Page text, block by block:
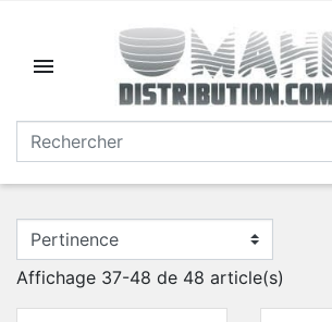

Affichage 37-48 de 48 article(s)